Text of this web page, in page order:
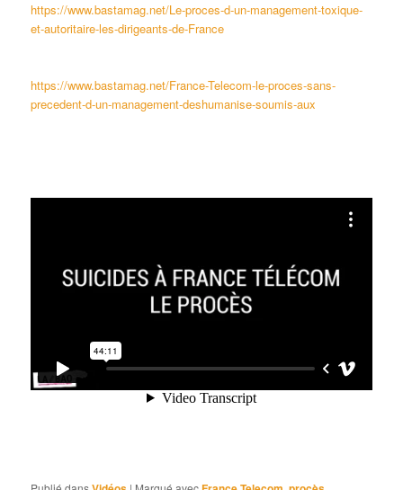
https://www.bastamag.net/Le-proces-d-un-management-toxique-
et-autoritaire-les-dirigeants-de-France
https://www.bastamag.net/France-Telecom-le-proces-sans-
precedent-d-un-management-deshumanise-soumis-aux